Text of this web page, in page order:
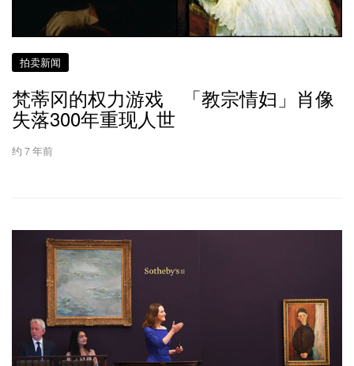
拍卖新闻
梵蒂冈的权力游戏 「教宗情妇」肖像
失落300年重现人世
约 7 年前